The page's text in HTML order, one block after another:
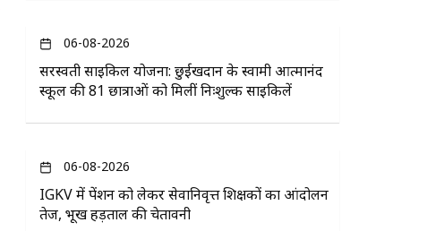
06-08-2026
सरस्वती साइकिल योजना: छुईखदान के स्वामी आत्मानंद
स्कूल की 81 छात्राओं को मिलीं निःशुल्क साइकिलें
06-08-2026
IGKV में पेंशन को लेकर सेवानिवृत्त शिक्षकों का आंदोलन
तेज, भूख हड़ताल की चेतावनी